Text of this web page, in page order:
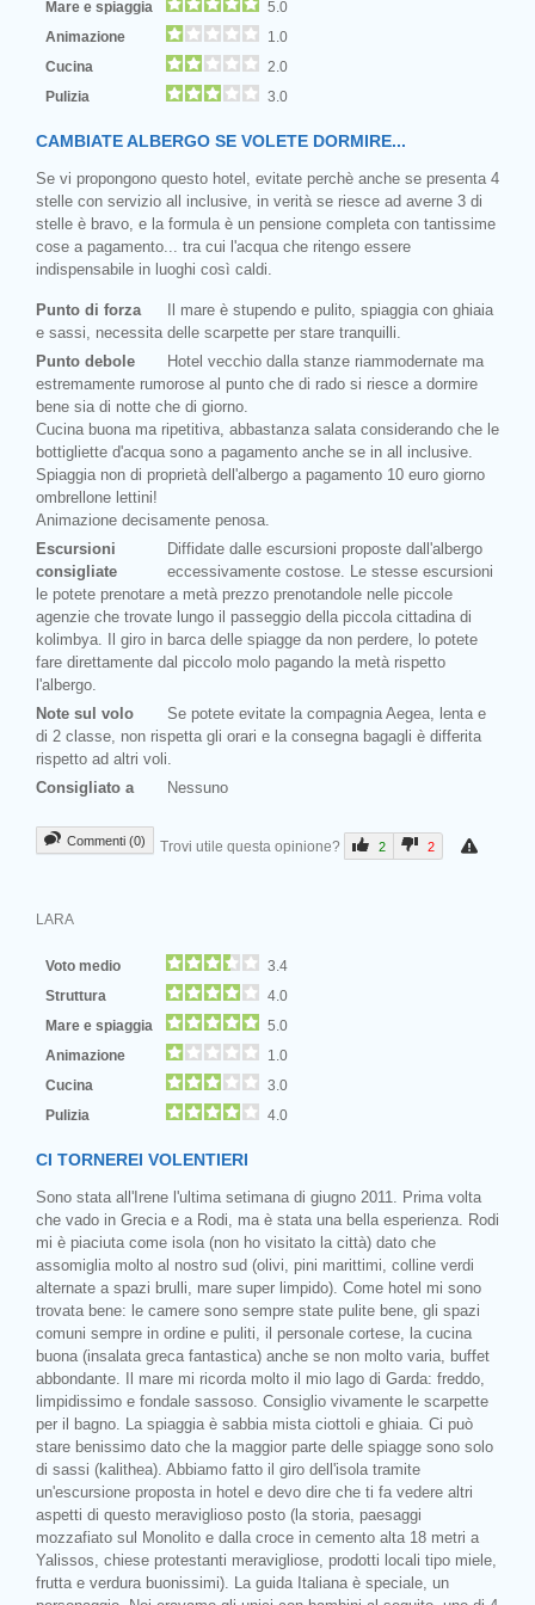
Mare e spiaggia
5.0
Animazione
1.0
Cucina
2.0
Pulizia
3.0
CAMBIATE ALBERGO SE VOLETE DORMIRE...
Se vi propongono questo hotel, evitate perchè anche se presenta 4
stelle con servizio all inclusive, in verità se riesce ad averne 3 di
stelle è bravo, e la formula è un pensione completa con tantissime
cose a pagamento... tra cui l'acqua che ritengo essere
indispensabile in luoghi così caldi.
Punto di forza
Il mare è stupendo e pulito, spiaggia con ghiaia
e sassi, necessita delle scarpette per stare tranquilli.
Punto debole
Hotel vecchio dalla stanze riammodernate ma
estremamente rumorose al punto che di rado si riesce a dormire
bene sia di notte che di giorno.
Cucina buona ma ripetitiva, abbastanza salata considerando che le
bottigliette d'acqua sono a pagamento anche se in all inclusive.
Spiaggia non di proprietà dell'albergo a pagamento 10 euro giorno
ombrellone lettini!
Animazione decisamente penosa.
Escursioni
consigliate
Diffidate dalle escursioni proposte dall'albergo
eccessivamente costose. Le stesse escursioni
le potete prenotare a metà prezzo prenotandole nelle piccole
agenzie che trovate lungo il passeggio della piccola cittadina di
kolimbya. Il giro in barca delle spiagge da non perdere, lo potete
fare direttamente dal piccolo molo pagando la metà rispetto
l'albergo.
Note sul volo
Se potete evitate la compagnia Aegea, lenta e
di 2 classe, non rispetta gli orari e la consegna bagagli è differita
rispetto ad altri voli.
Consigliato a
Nessuno
Commenti (0) Trovi utile questa opinione? 2 2
LARA
Voto medio
3.4
Struttura
4.0
Mare e spiaggia
5.0
Animazione
1.0
Cucina
3.0
Pulizia
4.0
CI TORNEREI VOLENTIERI
Sono stata all'Irene l'ultima setimana di giugno 2011. Prima volta
che vado in Grecia e a Rodi, ma è stata una bella esperienza. Rodi
mi è piaciuta come isola (non ho visitato la città) dato che
assomiglia molto al nostro sud (olivi, pini marittimi, colline verdi
alternate a spazi brulli, mare super limpido). Come hotel mi sono
trovata bene: le camere sono sempre state pulite bene, gli spazi
comuni sempre in ordine e puliti, il personale cortese, la cucina
buona (insalata greca fantastica) anche se non molto varia, buffet
abbondante. Il mare mi ricorda molto il mio lago di Garda: freddo,
limpidissimo e fondale sassoso. Consiglio vivamente le scarpette
per il bagno. La spiaggia è sabbia mista ciottoli e ghiaia. Ci può
stare benissimo dato che la maggior parte delle spiagge sono solo
di sassi (kalithea). Abbiamo fatto il giro dell'isola tramite
un'escursione proposta in hotel e devo dire che ti fa vedere altri
aspetti di questo meraviglioso posto (la storia, paesaggi
mozzafiato sul Monolito e dalla croce in cemento alta 18 metri a
Yalissos, chiese protestanti meravigliose, prodotti locali tipo miele,
frutta e verdura buonissimi). La guida Italiana è speciale, un